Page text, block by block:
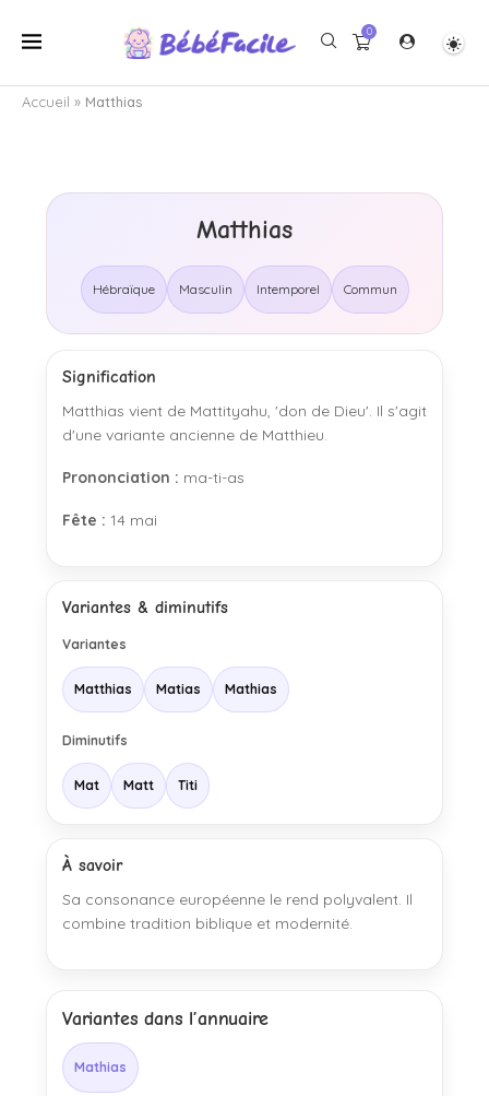
0
Accueil » Matthias
Matthias
Hébraïque Masculin Intemporel Commun
Signification
Matthias vient de Mattityahu, 'don de Dieu'. Il s'agit
d'une variante ancienne de Matthieu.
Prononciation : ma-ti-as
Fête : 14 mai
Variantes & diminutifs
Variantes
Matthias Matias Mathias
Diminutifs
Mat Matt Titi
À savoir
Sa consonance européenne le rend polyvalent. Il
combine tradition biblique et modernité.
Variantes dans l’annuaire
Mathias